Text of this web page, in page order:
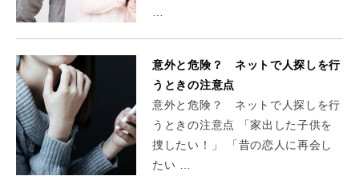
…
意外と危険？ ネットで人探しを行
うときの注意点
意外と危険？ ネットで人探しを行
うときの注意点 「家出した子供を
捜したい！」 「昔の恋人に再会し
たい …